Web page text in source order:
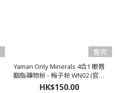
售完
Yaman Only Minerals 4合1 眼唇
胭脂礦物粉 - 梅子粉 WN02 (官方
行貨)
HK$150.00